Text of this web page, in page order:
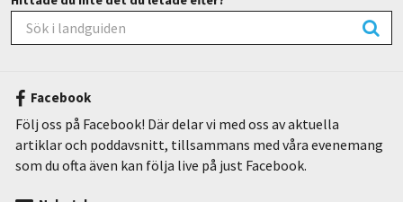
Facebook
Följ oss på Facebook! Där delar vi med oss av aktuella
artiklar och poddavsnitt, tillsammans med våra evenemang
som du ofta även kan följa live på just Facebook.